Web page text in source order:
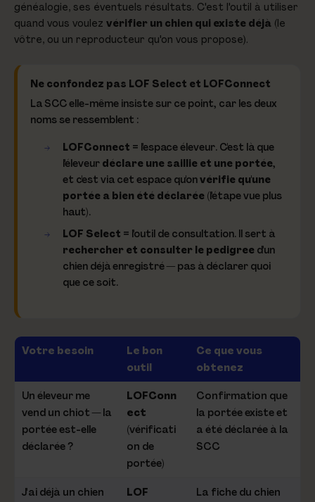
généalogie, ses éventuels résultats. C'est l'outil à utiliser
quand vous voulez vérifier un chien qui existe déjà (le
vôtre, ou un reproducteur qu'on vous propose).
Ne confondez pas LOF Select et LOFConnect
La SCC elle-même insiste sur ce point, car les deux
noms se ressemblent :
LOFConnect = l'espaceéleveur. C'est là que
l'éleveur déclare une saillie et une portée,
et c'est via cet espace qu'onvérifie qu'une
portée a bien été déclarée(l'étape vue plus
haut).
LOF Select = l'outil de consultation. Il sert à
rechercher et consulter le pedigreed'un
chien déjà enregistré — pas à déclarer quoi
que ce soit.
Votre besoin
Le bon
outil
Ce que vous
obtenez
Un éleveur me
vend un chiot — la
portée est-elle
déclarée ?
LOFConn
ect
(vérificati
on de
portée)
Confirmation que
la portée existe et
a été déclarée à la
SCC
J'ai déjà un chien
LOF
La fiche du chien